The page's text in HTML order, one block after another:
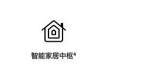
智能家居中枢脚
⁴